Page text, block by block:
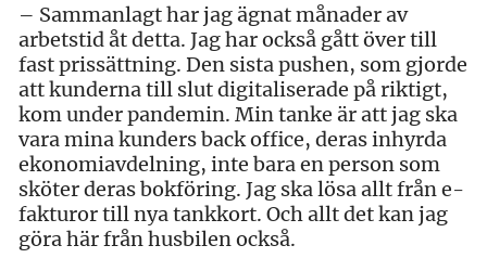
– Sammanlagt har jag ägnat månader av
arbetstid åt detta. Jag har också gått över till
fast prissättning. Den sista pushen, som gjorde
att kunderna till slut digitaliserade på riktigt,
kom under pandemin. Min tanke är att jag ska
vara mina kunders back office, deras inhyrda
ekonomiavdelning, inte bara en person som
sköter deras bokföring. Jag ska lösa allt från e-
fakturor till nya tankkort. Och allt det kan jag
göra här från husbilen också.